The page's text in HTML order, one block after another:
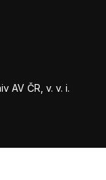
AV ČR, v. v. i.